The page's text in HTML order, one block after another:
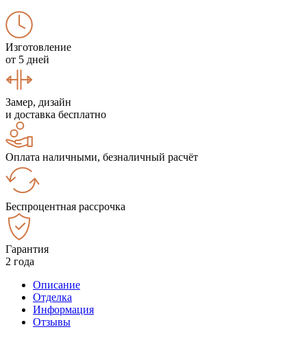
Изготовление
от 5 дней
Замер, дизайн
и доставка бесплатно
Оплата наличными, безналичный расчёт
Беспроцентная рассрочка
Гарантия
2 года
Описание
Отделка
Информация
Отзывы